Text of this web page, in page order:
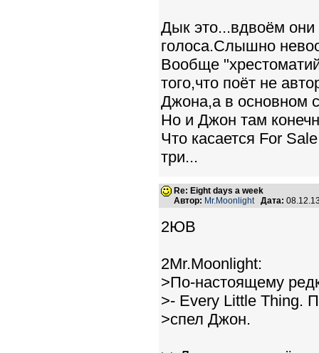
Дык это...вдвоём они
голоса.Слышно
Вообще
того,что поёт не
Джона,а в основном
Но и Джон там
Что касается For
три...
Re: Eight days a week
Автор: Mr.Moonlight Дата:
2ЮВ
2Mr.Moonlight:
>По-настоящему
>- Every Little Thing.
>спел Джон.